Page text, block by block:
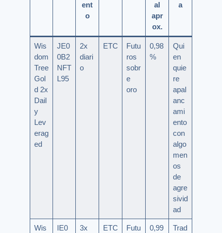
ent
o
al
apr
ox.
a
Wis
dom
Tree
Gol
d 2x
Dail
y
Lev
erag
ed
JE0
0B2
NFT
L95
2x
diari
o
ETC
Futu
ros
sobr
e
oro
0,98
%
Qui
en
quie
re
apal
anc
ami
ento
con
algo
men
os
de
agre
sivid
ad
Wis
IE0
3x
ETC
Futu
0,99
Trad